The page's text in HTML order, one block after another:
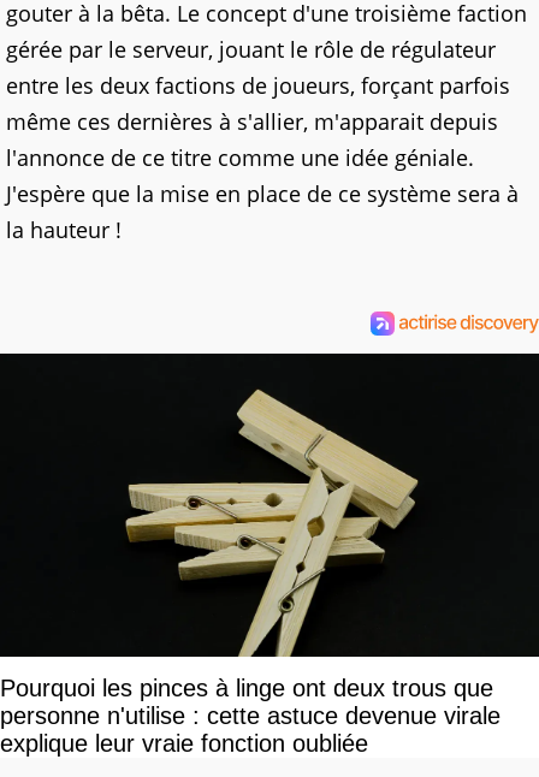
gouter à la bêta. Le concept d'une troisième faction
gérée par le serveur, jouant le rôle de régulateur
entre les deux factions de joueurs, forçant parfois
même ces dernières à s'allier, m'apparait depuis
l'annonce de ce titre comme une idée géniale.
J'espère que la mise en place de ce système sera à
la hauteur !
Pourquoi les pinces à linge ont deux trous que
personne n'utilise : cette astuce devenue virale
explique leur vraie fonction oubliée